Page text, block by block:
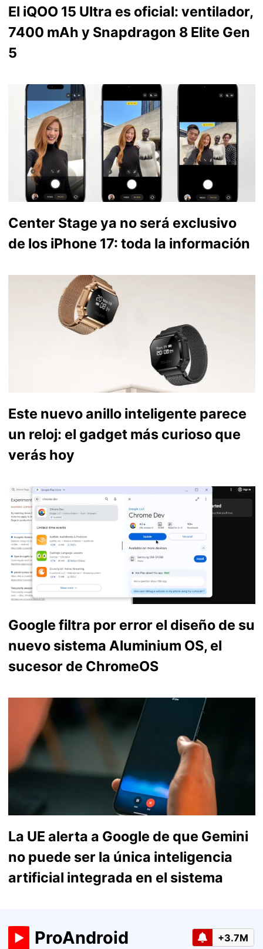
El iQOO 15 Ultra es oficial: ventilador,
7400 mAh y Snapdragon 8 Elite Gen
5
Center Stage ya no será exclusivo
de los iPhone 17: toda la información
Este nuevo anillo inteligente parece
un reloj: el gadget más curioso que
verás hoy
Google filtra por error el diseño de su
nuevo sistema Aluminium OS, el
sucesor de ChromeOS
La UE alerta a Google de que Gemini
no puede ser la única inteligencia
artificial integrada en el sistema
ProAndroid +3.7M